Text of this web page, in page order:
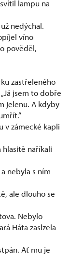
lampu na
nedýchal.
víno
pověděl,
zastřeleného
jsem to dobře
jelenu. A kdyby
v zámecké kapli
hlasitě naříkali
nebyla s ním
ale dlouho se
Nebylo
Háta zaslzela
Ať mu je